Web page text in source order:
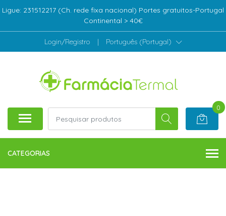
Ligue: 231512217 (Ch. rede fixa nacional) Portes gratuitos-Portugal
Continental > 40€
Login/Registro | Português (Portugal)
0
CATEGORIAS